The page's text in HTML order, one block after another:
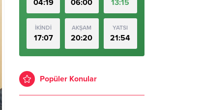
04:19 06:00 13:15
İKİNDİ
17:07
AKŞAM
20:20
YATSI
21:54
Popüler Konular